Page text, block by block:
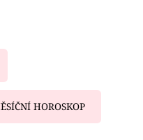
HOROSKOP